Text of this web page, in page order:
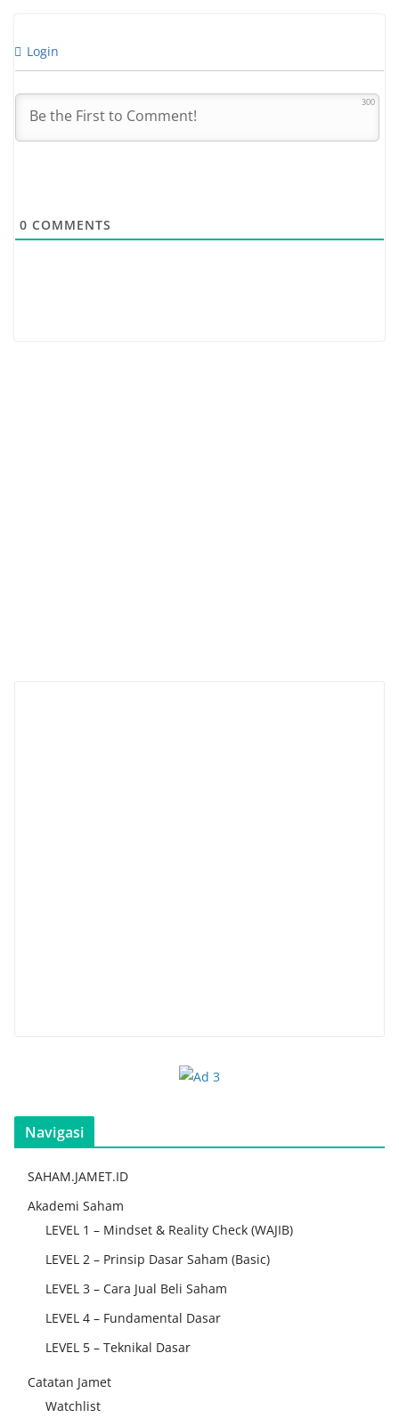
Login
300
0 COMMENTS
Navigasi
SAHAM.JAMET.ID
Akademi Saham
LEVEL 1 – Mindset & Reality Check (WAJIB)
LEVEL 2 – Prinsip Dasar Saham (Basic)
LEVEL 3 – Cara Jual Beli Saham
LEVEL 4 – Fundamental Dasar
LEVEL 5 – Teknikal Dasar
Catatan Jamet
Watchlist